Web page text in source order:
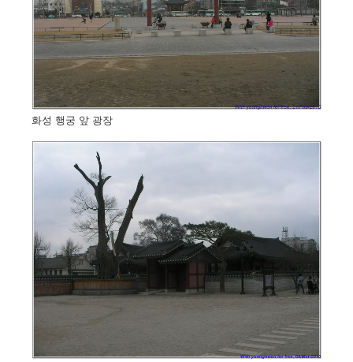
화성 행궁 앞 광장